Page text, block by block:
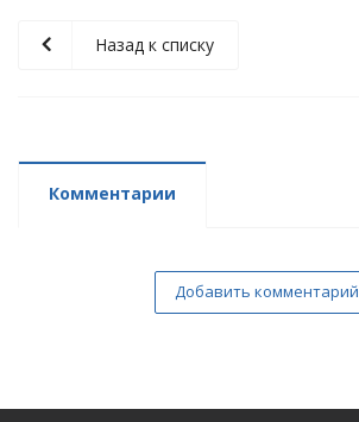
Назад к списку
Комментарии
Добавить комментарий